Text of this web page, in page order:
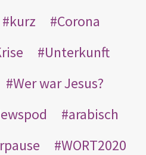
kurz
Corona
Unterkunft
Wer war Jesus?
arabisch
WORT2020